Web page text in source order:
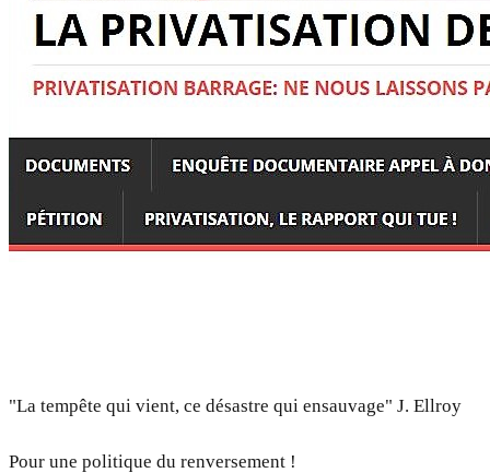
"La tempête qui vient, ce désastre qui ensauvage" J. Ellroy
Pour une politique du renversement !